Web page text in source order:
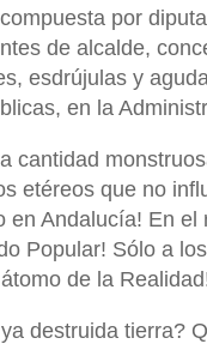
por
de alcalde,
esdrújulas y
en la
cantidad
etéreos que no
en Andalucía! En
Popular! Sólo a
de la
destruida tierra?